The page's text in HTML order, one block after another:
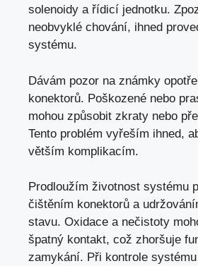
solenoidy a řídicí jednotku.
neobvyklé chování, ihned
systému.
Dávám pozor na známky
konektorů. Poškozené nebo
mohou způsobit zkraty nebo
Tento problém vyřeším ihned,
větším komplikacím.
Prodloužím životnost systému
čištěním konektorů a
stavu. Oxidace a nečistoty
špatný kontakt, což zhoršuje
zamykání. Při kontrole